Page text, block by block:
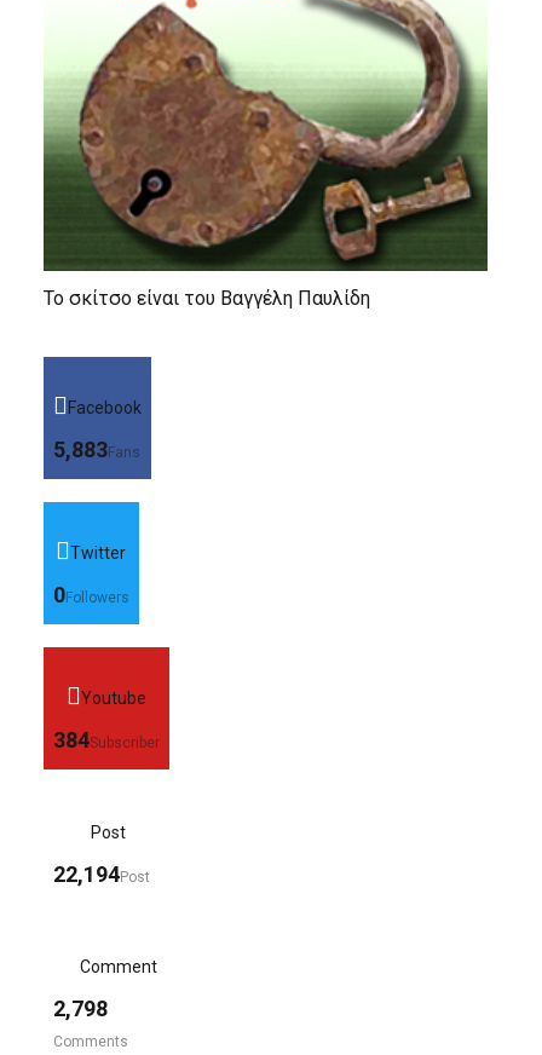
Το σκίτσο είναι του Βαγγέλη Παυλίδη
Facebook
5,883Fans
Twitter
0Followers
Youtube
384Subscriber
Post
22,194Post
Comment
2,798
Comments